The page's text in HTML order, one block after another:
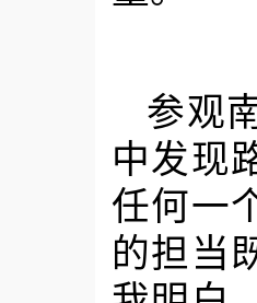
参观
中发现
任何一
的担当